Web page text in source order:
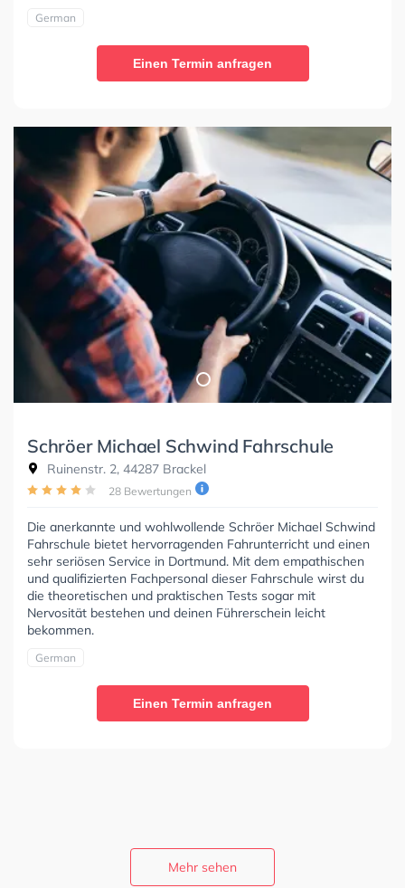
German
Einen Termin anfragen
Schröer Michael Schwind Fahrschule
Ruinenstr. 2, 44287 Brackel
28 Bewertungen
Die anerkannte und wohlwollende Schröer Michael Schwind
Fahrschule bietet hervorragenden Fahrunterricht und einen
sehr seriösen Service in Dortmund. Mit dem empathischen
und qualifizierten Fachpersonal dieser Fahrschule wirst du
die theoretischen und praktischen Tests sogar mit
Nervosität bestehen und deinen Führerschein leicht
bekommen.
German
Einen Termin anfragen
Mehr sehen